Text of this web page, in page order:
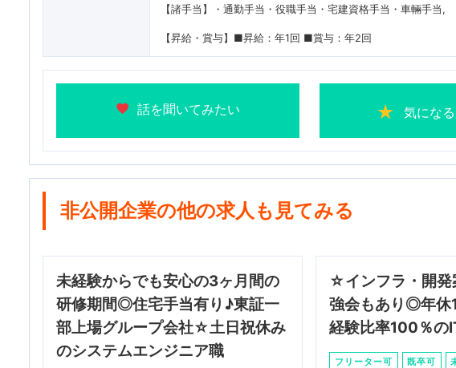
【諸手当】・通勤手当・役職手当・宅建資格手当・車輛手当
【昇給・賞与】■昇給：年1回 ■賞与：年2回
話を聞いてみたい 気にな
非公開企業の他の求人も見てみる
未経験からでも安心の3ヶ月間の
研修期間◎住宅手当有り♪東証一
部上場グループ会社☆土日祝休み
のシステムエンジニア職
☆インフラ・開
強会もあり◎年休
経験比率100％の
フリーター可 既卒可